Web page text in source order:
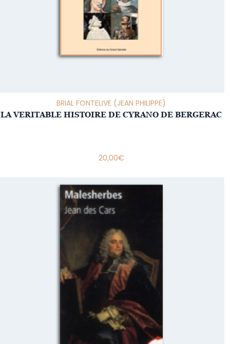
BRIAL FONTELIVE (JEAN PHILIPPE)
LA VERITABLE HISTOIRE DE CYRANO DE BERGERAC
20,00€